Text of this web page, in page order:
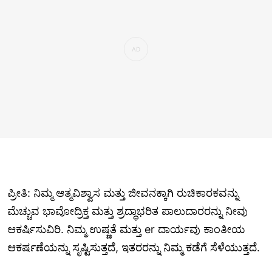
ಪ್ರೀತಿ: ನಿಮ್ಮ ಆತ್ಮವಿಶ್ವಾಸ ಮತ್ತು ಜೀವನಕ್ಕಾಗಿ ರುಚಿಕಾರಕವನ್ನು
ಮೆಚ್ಚುವ ಭಾವೋದ್ರಿಕ್ತ ಮತ್ತು ಶ್ರದ್ಧಾಭರಿತ ಪಾಲುದಾರರನ್ನು ನೀವು
ಆಕರ್ಷಿಸುವಿರಿ. ನಿಮ್ಮ ಉಷ್ಣತೆ ಮತ್ತು er ದಾರ್ಯವು ಕಾಂತೀಯ
ಆಕರ್ಷಣೆಯನ್ನು ಸೃಷ್ಟಿಸುತ್ತದೆ, ಇತರರನ್ನು ನಿಮ್ಮ ಕಡೆಗೆ ಸೆಳೆಯುತ್ತದೆ.